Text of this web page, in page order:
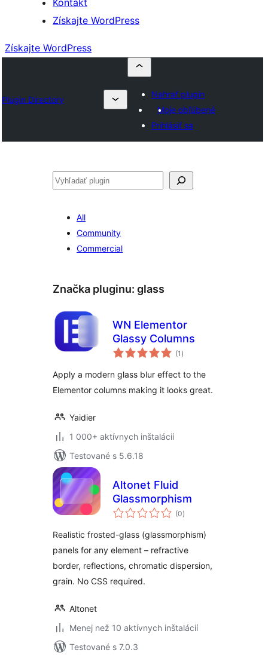
Kontakt
Získajte WordPress
Získajte WordPress
Plugin Directory
Nahrať plugin
Moje obľúbené
Prihlásiť sa
Hľadať
All
Community
Commercial
Značka pluginu: glass
WN Elementor
Glassy Columns
(1 celkové
hodnotenie
)
Apply a modern glass blur effect to the
Elementor columns making it looks great.
Yaidier
1 000+ aktívnych inštalácií
Testované s 5.6.18
Altonet Fluid
Glassmorphism
(0celkové
hodnotenie
)
Realistic frosted-glass (glassmorphism)
panels for any element – refractive
border, reflections, chromatic dispersion,
grain. No CSS required.
Altonet
Menej než 10 aktívnych inštalácií
Testované s 7.0.3